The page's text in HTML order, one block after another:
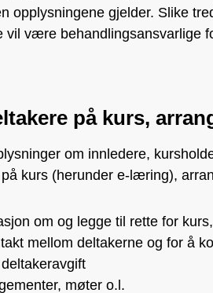
opplysningene gjelder. Slike
vil være behandlingsansvarlige
på kurs,
om innledere,
kurs (herunder e-læring),
om og legge til rette for
mellom deltakerne og for å
møter o.l.